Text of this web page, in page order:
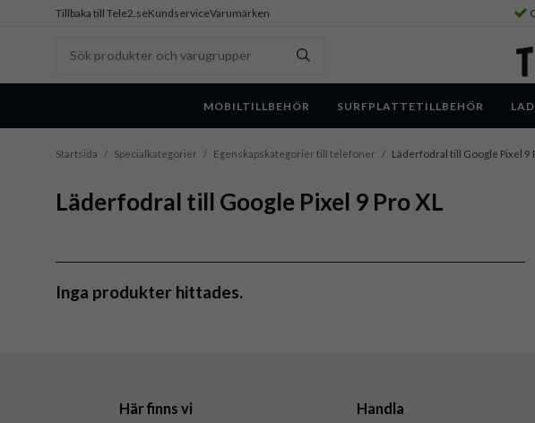
Tillbaka till Tele2.seKundserviceVarumärken
MOBILTILLBEHÖR SURFPLATTETILLBEHÖR
Startsida / Specialkategorier / Egenskapskategorier till telefoner / Läderfodral till Google Pixel 9
Läderfodral till Google Pixel 9 Pro XL
Inga produkter hittades.
Här finns vi Handla